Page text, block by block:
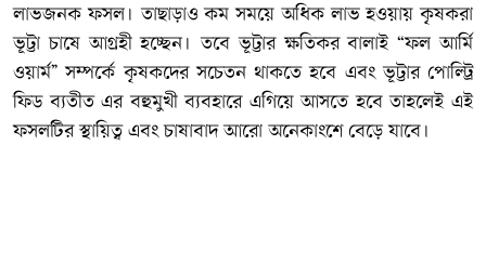
লাভজনক ফসল। তাছাড়াও কম সময়ে অধিক লাভ হওয়ায় কৃষকরা
ভূট্টা চাষে আগ্রহী হচ্ছেন। তবে ভূট্টার ক্ষতিকর বালাই “ফল আর্মি
ওয়ার্ম” সম্পর্কে কৃষকদের সচেতন থাকতে হবে এবং ভূট্টার পোল্ট্রি
ফিড ব্যতীত এর বহুমুখী ব্যবহারে এগিয়ে আসতে হবে তাহলেই এই
ফসলটির স্থায়িত্ব এবং চাষাবাদ আরো অনেকাংশে বেড়ে যাবে।